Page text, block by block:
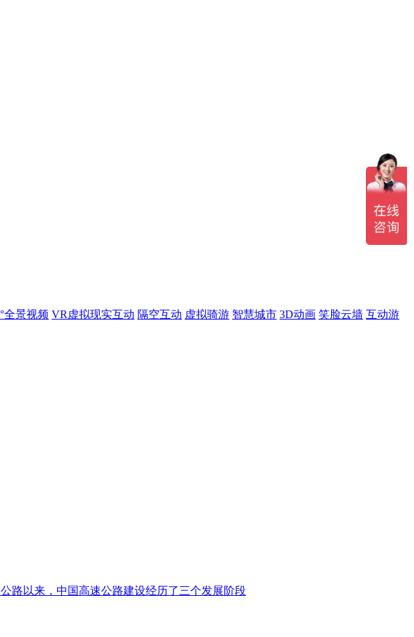
全景视频 VR虚拟现实互动 隔空互动 虚拟骑游 智慧城市 3D动画 笑脸云墙 互动游
路以来，中国高速公路建设经历了三个发展阶段